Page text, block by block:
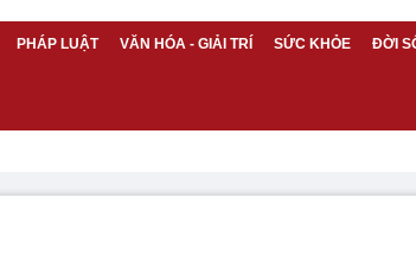
PHÁP LUẬT VĂN HÓA - GIẢI TRÍ SỨC KHỎE ĐỜI